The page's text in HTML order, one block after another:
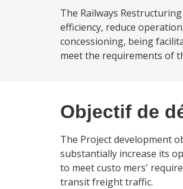
The Railways
efficiency, reduce
concessioning, being
meet the requirements of
Objectif de
The Project development
substantially increase its
to meet custo mers'
transit freight traffic.